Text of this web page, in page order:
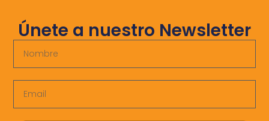
Únete a nuestro Newsletter